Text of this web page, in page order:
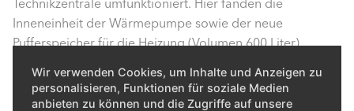
Wir verwenden Cookies, um Inhalte und Anzeigen zu
personalisieren, Funktionen für soziale Medien
anbieten zu können und die Zugriffe auf unsere
Technikzentrale umfunktioniert. Hier fanden die
Inneneinheit der Wärmepumpe sowie der neue
Pufferspeicher für die Heizung (Volumen 600 Liter)
drei bestehenden Heizgruppen. Zwei davon beliefern
eine Fussbodenheizung, eine dritte die noch